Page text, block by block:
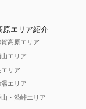
原エリア紹介
賀高原エリア
エリア
リア
エリア
山・渋峠エリア